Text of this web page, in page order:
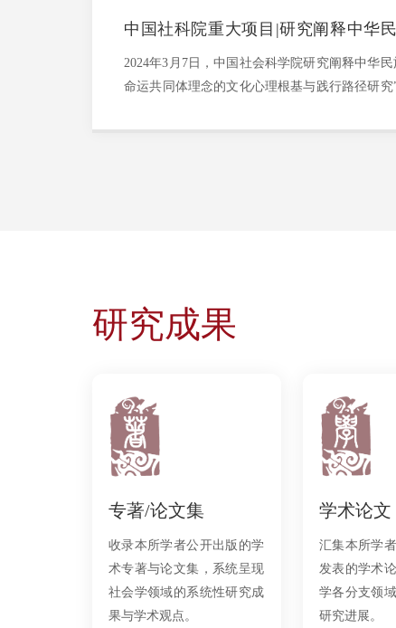
中国社科院重大项目|研究阐释中华
目“人类命运共同体理念的文化心理
2024年3月7日，中国社会科学院研究阐释中华
命运共同体理念的文化心理根基与践行路径研究
研究成果
专著/论文集
收录本所学者公开出版的学
术专著与论文集，系统呈现
社会学领域的系统性研究成
果与学术观点。
学术论文
汇集本所学
发表的学术
学各分支领
研究进展。